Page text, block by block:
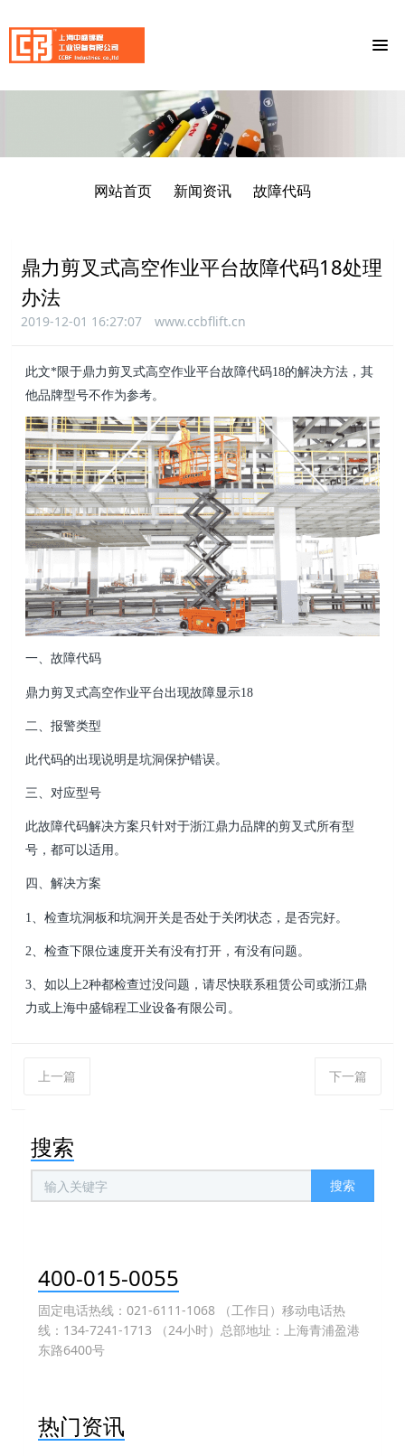
网站首页 新闻资讯 故障代码
鼎力剪叉式高空作业平台故障代码18处理
办法
2019-12-01 16:27:07 www.ccbflift.cn
此文*限于鼎力剪叉式高空作业平台故障代码18的解决方法，其
他品牌型号不作为参考。
一、故障代码
鼎力剪叉式高空作业平台出现故障显示18
二、报警类型
此代码的出现说明是坑洞保护错误。
三、对应型号
此故障代码解决方案只针对于浙江鼎力品牌的剪叉式所有型
号，都可以适用。
四、解决方案
1、检查坑洞板和坑洞开关是否处于关闭状态，是否完好。
2、检查下限位速度开关有没有打开，有没有问题。
3、如以上2种都检查过没问题，请尽快联系租赁公司或浙江鼎
力或上海中盛锦程工业设备有限公司 。
上一篇 下一篇
搜索
搜索
400-015-0055
固定电话热线：021-6111-1068 （工作日）移动电话热
线：134-7241-1713 （24小时）总部地址：上海青浦盈港
东路6400号
热门资讯